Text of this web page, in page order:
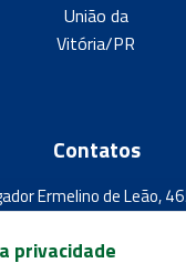
União da
Vitória/PR
Contatos
Ermelino de Leão,
- Paraná
feebpr@gmail.com
privacidade